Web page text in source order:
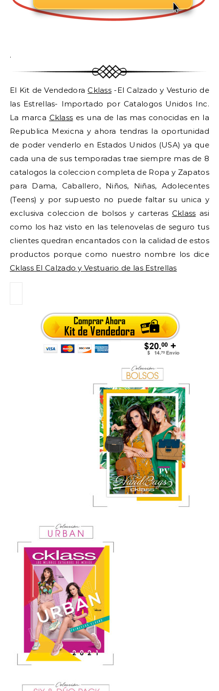
.
El Kit de VendedoraCklass -El Calzado y Vesturio de
las Estrellas- Importado por Catalogos Unidos Inc.
La marca Cklass es una de las mas conocidas en la
Republica Mexicna y ahora tendras la oportunidad
de poder venderlo en Estados Unidos (USA) ya que
cada una de sus temporadas trae siempre mas de 8
catalogos la coleccion completa de Ropa y Zapatos
para Dama, Caballero, Niños, Niñas, Adolecentes
(Teens) y por supuesto no puede faltar su unica y
exclusiva coleccion de bolsos y carteras Cklass asi
como los haz visto en las telenovelas de seguro tus
clientes quedran encantados con la calidad de estos
productos porque como nuestro nombre los dice
Cklass El Calzado y Vestuario de las Estrellas